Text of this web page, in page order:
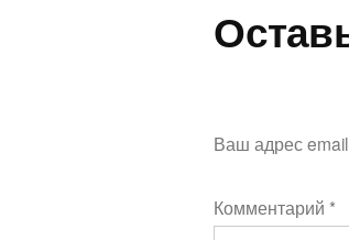
Ваш адрес email
Комментарий *